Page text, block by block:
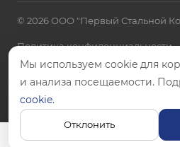
© 2026 ООО "Первый Стальной
Политика конфиденциальности
Цены, указанные на сайте, не
Мы используем cookie для
и анализа посещаемости.
cookie.
Отклонить